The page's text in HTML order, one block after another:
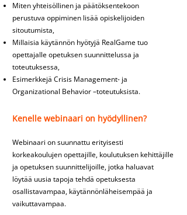
Miten yhteisöllinen ja päätöksentekoon
perustuva oppiminen lisää opiskelijoiden
sitoutumista,
Millaisia käytännön hyötyjä RealGame tuo
opettajalle opetuksen suunnittelussa ja
toteutuksessa,
Esimerkkejä Crisis Management- ja
Organizational Behavior –toteutuksista.
Kenelle webinaari on hyödyllinen?
Webinaari on suunnattu erityisesti
korkeakoulujen opettajille, koulutuksen kehittäjille
ja opetuksen suunnittelijoille, jotka haluavat
löytää uusia tapoja tehdä opetuksesta
osallistavampaa, käytännönläheisempää ja
vaikuttavampaa.